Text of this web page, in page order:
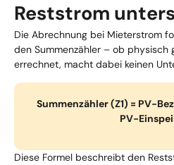
Reststrom
Die Abrechnung bei Mieterstrom
den Summenzähler – ob physisch
errechnet, macht dabei keinen
Summenzähler (Z1) = PV-
PV-
Diese Formel beschreibt den